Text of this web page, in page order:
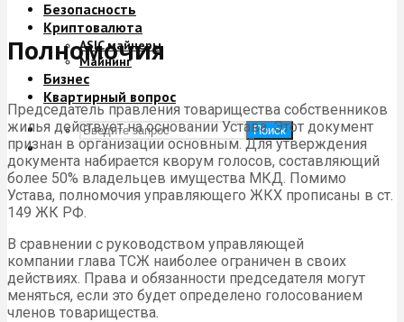
Безопасность
Криптовалюта
ASIC майнеры
Майнинг
Бизнес
Квартирный вопрос
Поиск
Полномочия
Председатель правления товарищества собственников
жилья действует на основании Устава. Этот документ
признан в организации основным. Для утверждения
документа набирается кворум голосов, составляющий
более 50% владельцев имущества МКД. Помимо
Устава, полномочия управляющего ЖКХ прописаны в ст.
149 ЖК РФ.
В сравнении с руководством управляющей
компании глава ТСЖ наиболее ограничен в своих
действиях. Права и обязанности председателя могут
меняться, если это будет определено голосованием
членов товарищества.